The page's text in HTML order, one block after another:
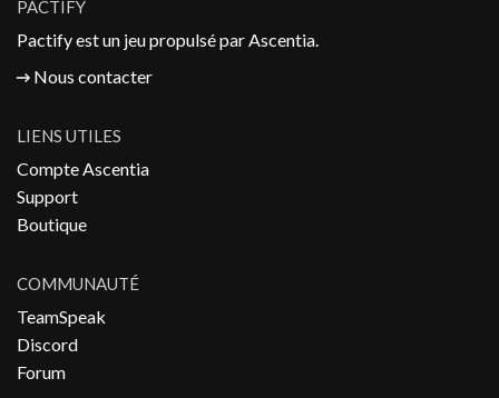
PACTIFY
Pactify est un jeu propulsé parAscentia.
Nous contacter
LIENS UTILES
Compte Ascentia
Support
Boutique
COMMUNAUTÉ
TeamSpeak
Discord
Forum